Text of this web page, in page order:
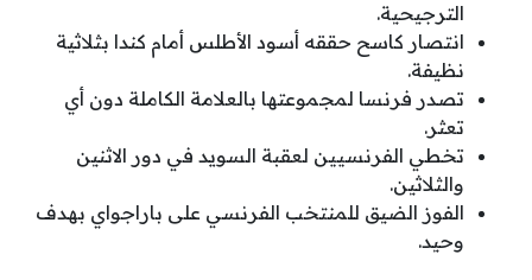
الترجيحية.
انتصار كاسح حققه أسود الأطلس أمام كندا بثلاثية
نظيفة.
تصدر فرنسا لمجموعتها بالعلامة الكاملة دون أي
تعثر.
تخطي الفرنسيين لعقبة السويد في دور الاثنين
والثلاثين.
الفوز الضيق للمنتخب الفرنسي على باراجواي بهدف
وحيد.